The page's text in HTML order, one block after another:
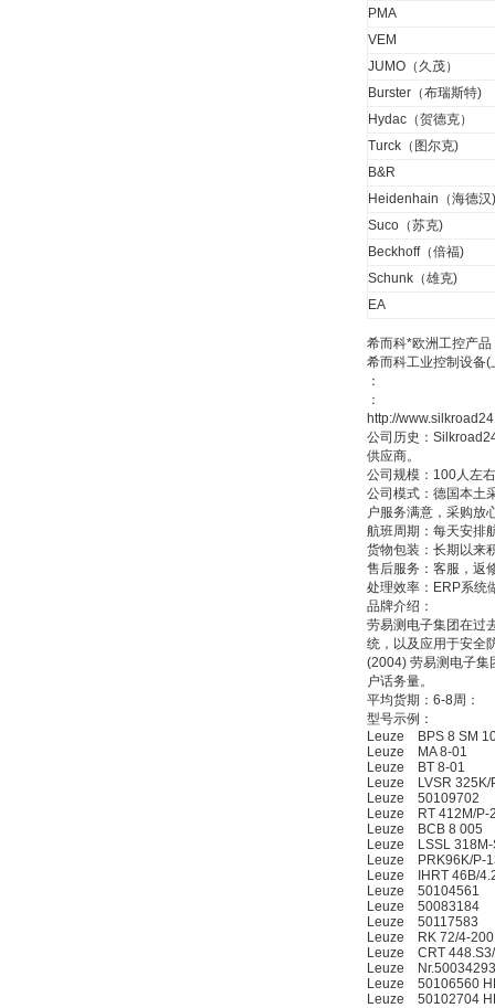
PMA
VEM
JUMO（久茂）
Burster（布瑞斯特)
Hydac（贺德克）
Turck（图尔克)
B&R
Heidenhain（海德汉)
Suco（苏克)
Beckhoff（倍福)
Schunk（雄克)
EA
希而科*欧洲工控产
希而科工业控制设
：
：
http://
公司历史：
供应商。
公司规模：100人左右
公司模式：德国本土
户服务满意，采购放
航班周期：每天安排
货物包装：长期以来
售后服务：客服，返
处理效率：ERP系统
品牌介绍：
劳易测电子集团在过
统，以及应用于安全
(2004) 劳易测电子集
户话务量。
平均货期：6-8周：
型号示例：
Leuze BPS 8 SM
Leuze MA 8-01
Leuze BT 8-01
Leuze LVSR 325K/
Leuze 50109702
Leuze RT 412M/P-
Leuze BCB 8 005
Leuze LSSL 318M-
Leuze PRK96K/P-
Leuze IHRT 46B/
Leuze 50104561
Leuze 50083184
Leuze 50117583
Leuze RK 72/4-200
Leuze CRT
Leuze
Leuze 50106560
Leuze 50102704